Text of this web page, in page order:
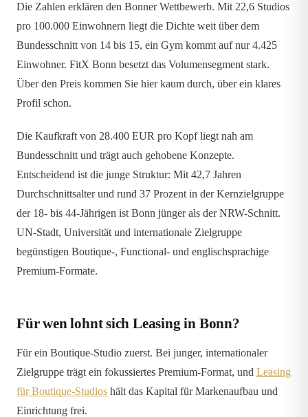
Die Zahlen erklären den Bonner Wettbewerb. Mit 22,6 Studios
pro 100.000 Einwohnern liegt die Dichte weit über dem
Bundesschnitt von 14 bis 15, ein Gym kommt auf nur 4.425
Einwohner. FitX Bonn besetzt das Volumensegment stark.
Über den Preis kommen Sie hier kaum durch, über ein klares
Profil schon.
Die Kaufkraft von 28.400 EUR pro Kopf liegt nah am
Bundesschnitt und trägt auch gehobene Konzepte.
Entscheidend ist die junge Struktur: Mit 42,7 Jahren
Durchschnittsalter und rund 37 Prozent in der Kernzielgruppe
der 18- bis 44-Jährigen ist Bonn jünger als der NRW-Schnitt.
UN-Stadt, Universität und internationale Zielgruppe
begünstigen Boutique-, Functional- und englischsprachige
Premium-Formate.
Für wen lohnt sich Leasing in Bonn?
Für ein Boutique-Studio zuerst. Bei junger, internationaler
Zielgruppe trägt ein fokussiertes Premium-Format, und Leasing
für Boutique-Studios hält das Kapital für Markenaufbau und
Einrichtung frei.